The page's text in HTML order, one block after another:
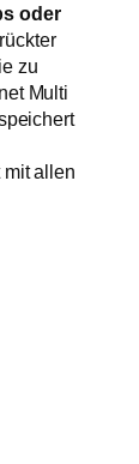
oder
zu
Multi
allen